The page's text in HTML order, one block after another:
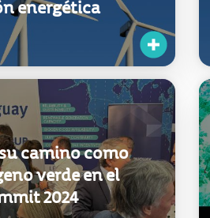
energética
camino como
verde en el
2024